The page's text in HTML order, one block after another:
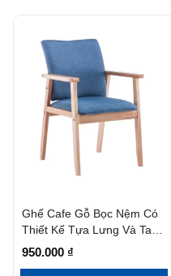
Ghế Cafe Gỗ Bọc Nệm Có
Thiết Kế Tựa Lưng Và Tay
Vịn
950.000 ₫